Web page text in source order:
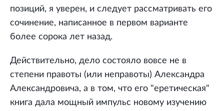
позиций, я уверен, и следует рассматривать его
сочинение, написанное в первом варианте
более сорока лет назад.
Действительно, дело состояло вовсе не в
степени правоты (или неправоты) Александра
Александровича, а в том, что его "еретическая"
книга дала мощный импульс новому изучению